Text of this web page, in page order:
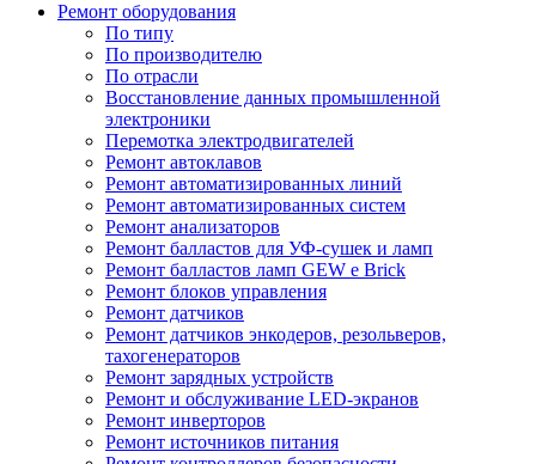
Ремонт оборудования
По типу
По производителю
По отрасли
Восстановление данных промышленной
электроники
Перемотка электродвигателей
Ремонт автоклавов
Ремонт автоматизированных линий
Ремонт автоматизированных систем
Ремонт анализаторов
Ремонт балластов для УФ-сушек и ламп
Ремонт балластов ламп GEW e Brick
Ремонт блоков управления
Ремонт датчиков
Ремонт датчиков энкодеров, резольверов,
тахогенераторов
Ремонт зарядных устройств
Ремонт и обслуживание LED-экранов
Ремонт инверторов
Ремонт источников питания